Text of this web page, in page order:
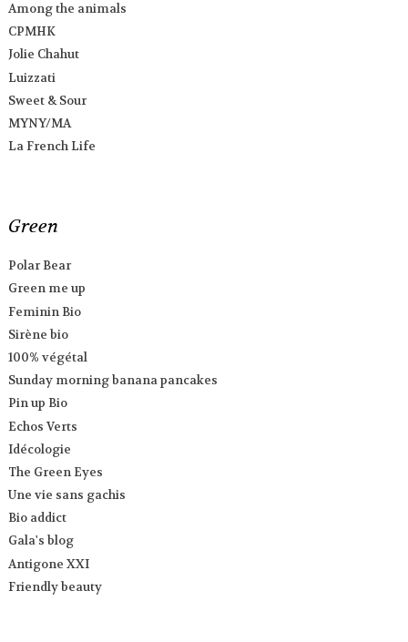
Among the animals
CPMHK
Jolie Chahut
Luizzati
Sweet & Sour
MYNY/MA
La French Life
Green
Polar Bear
Green me up
Feminin Bio
Sirène bio
100% végétal
Sunday morning banana pancakes
Pin up Bio
Echos Verts
Idécologie
The Green Eyes
Une vie sans gachis
Bio addict
Gala's blog
Antigone XXI
Friendly beauty